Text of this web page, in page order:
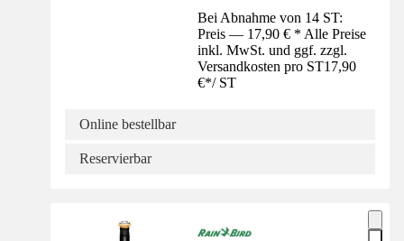
Bei Abnahme von 14 ST:
Preis — 17,90 € * Alle Preise
inkl. MwSt. und ggf. zzgl.
Versandkosten pro ST17,90
€*/ ST
Online bestellbar
Reservierbar